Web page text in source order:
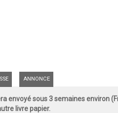
ANNONCE
envoyé sous 3 semaines environ
livre papier.